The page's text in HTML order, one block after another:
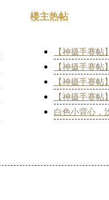
楼主热帖
【神摄手赛帖
【神摄手赛帖
【神摄手赛帖
【神摄手赛帖
白色小背心，